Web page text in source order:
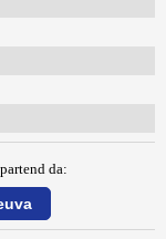
da: